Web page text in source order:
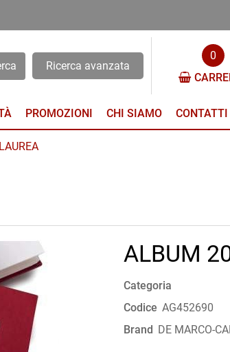
Ricerca avanzata
0
PROMOZIONI CHI SIAMO CONTATTI
ALBUM
Categoria
Codice AG452690
Brand DE MARCO-